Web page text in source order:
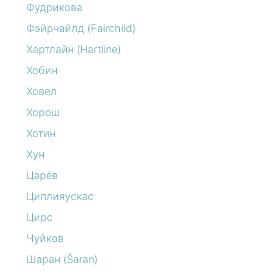
Фудрикова
Фэйрчайлд (Fairchild)
Хартлайн (Hartline)
Хобин
Ховел
Хорош
Хотин
Хун
Царёв
Циплияускас
Цирс
Чуйков
Шаран (Šaran)